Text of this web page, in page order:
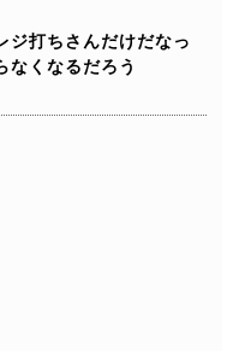
ジ打ちさんだけだなっ
なくなるだろう